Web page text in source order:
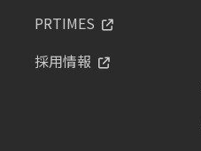
PRTIMES
採用情報